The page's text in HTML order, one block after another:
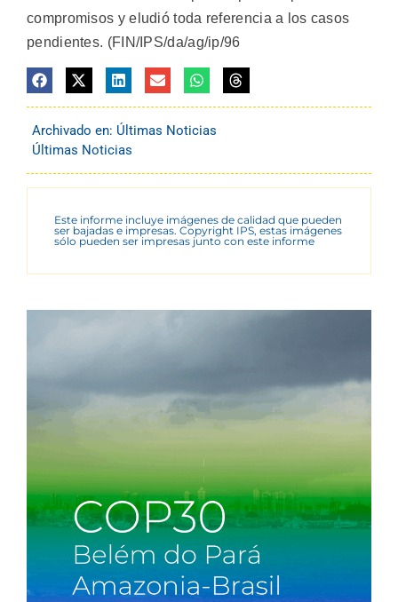
compromisos y eludió toda referencia a los casos
pendientes. (FIN/IPS/da/ag/ip/96
Archivado en: Últimas Noticias
Últimas Noticias
Este informe incluye imágenes de calidad que pueden
ser bajadas e impresas. Copyright IPS, estas imágenes
sólo pueden ser impresas junto con este informe